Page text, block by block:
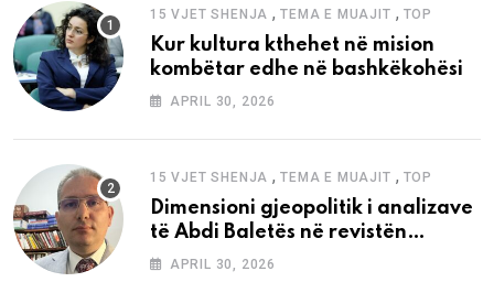
15 VJET SHENJA ,TEMA E MUAJIT , TOP
Kur kultura kthehet në mision
kombëtar edhe në bashkëkohësi
APRIL 30, 2026
15 VJET SHENJA ,TEMA E MUAJIT , TOP
Dimensioni gjeopolitik i analizave
të Abdi Baletës në revistën
“Shenja”
APRIL 30, 2026